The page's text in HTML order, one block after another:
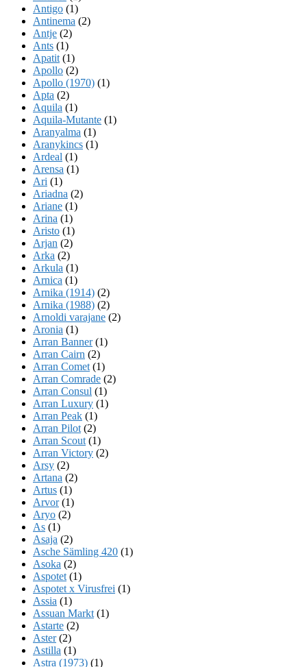
Antigo (1)
Antinema (2)
Antje (2)
Ants (1)
Apatit (1)
Apollo (2)
Apollo (1970) (1)
Apta (2)
Aquila (1)
Aquila-Mutante (1)
Aranyalma (1)
Aranykincs (1)
Ardeal (1)
Arensa (1)
Ari (1)
Ariadna (2)
Ariane (1)
Arina (1)
Aristo (1)
Arjan (2)
Arka (2)
Arkula (1)
Arnica (1)
Arnika (1914) (2)
Arnika (1988) (2)
Arnoldi varajane (2)
Aronia (1)
Arran Banner(1)
Arran Cairn (2)
Arran Comet (1)
Arran Comrade (2)
Arran Consul (1)
Arran Luxury (1)
Arran Peak (1)
Arran Pilot (2)
Arran Scout (1)
Arran Victory (2)
Arsy (2)
Artana (2)
Artus (1)
Arvor(1)
Aryo (2)
As (1)
Asaja (2)
Asche Sämling 420 (1)
Asoka (2)
Aspotet (1)
Aspotet x Virusfrei (1)
Assia (1)
Assuan Markt (1)
Astarte (2)
Aster(2)
Astilla (1)
Astra (1973) (1)